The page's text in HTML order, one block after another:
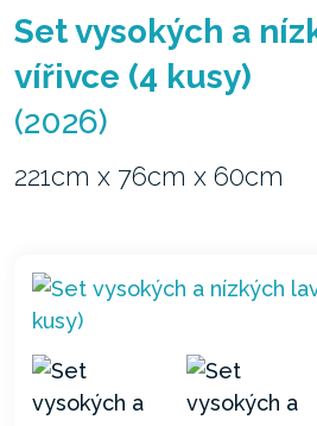
Set vysokých a
vířivce (4 kusy)
(2026)
221cm x 76cm x 60cm